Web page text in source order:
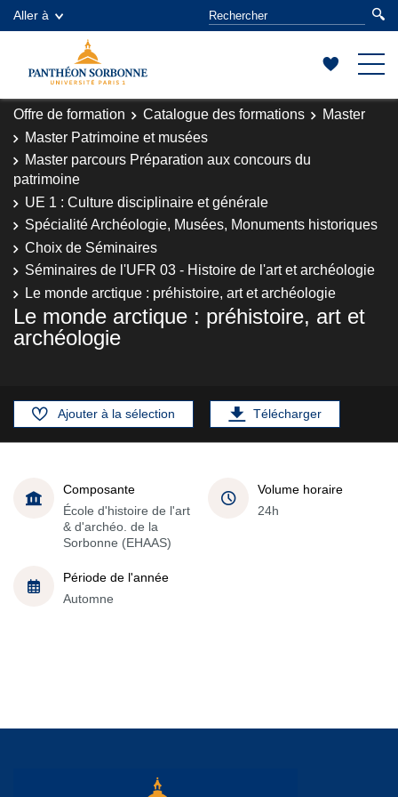
Aller à
Offre de formation Catalogue des formations
Master
Master Patrimoine et musées
Master parcours Préparation aux concours du
patrimoine
UE 1 : Culture disciplinaire et générale
Spécialité Archéologie, Musées, Monuments historiques
Choix de Séminaires
Séminaires de l'UFR 03 - Histoire de l'art et archéologie
Le monde arctique : préhistoire, art et archéologie
Le monde arctique : préhistoire, art et
archéologie
Ajouter à la sélection Télécharger
Composante
École d'histoire de l'art
& d'archéo. de la
Sorbonne (EHAAS)
Volume horaire
24h
Période de l'année
Automne